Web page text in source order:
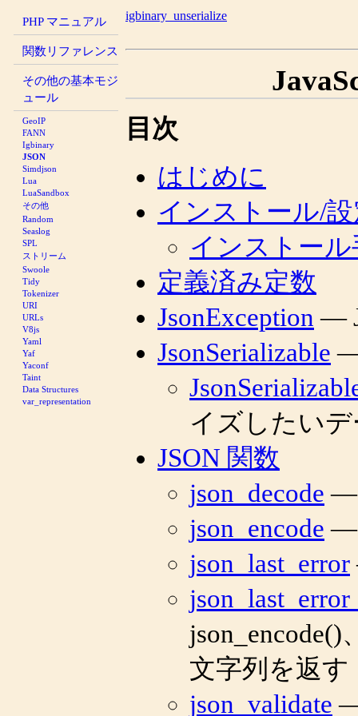
PHP マニュアル
関数リファレンス
その他の基本モジ
ュール
GeoIP
FANN
Igbinary
JSON
Simdjson
Lua
LuaSandbox
その他
Random
Seaslog
SPL
ストリーム
Swoole
Tidy
Tokenizer
URI
URLs
V8js
Yaml
Yaf
Yaconf
Taint
Data Structures
var_representation
igbinary_unserialize
目次
はじめに
インストール/
インストール
定義済み定数
JsonException —
JsonSerializable —
イズしたい
JSON 関数
json_decode —
json_encode —
json_last_error
文字列を返す
json_validate